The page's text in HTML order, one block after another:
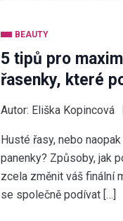
BEAUTY
5 tipů pro
řasenky, které
Autor: Eliška Kopincová
Husté řasy, nebo
panenky? Způsoby, jak
zcela změnit váš finální
se společně podívat […]